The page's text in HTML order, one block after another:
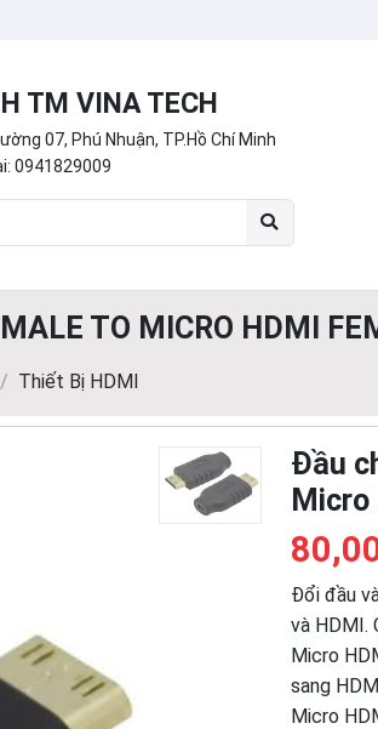
TM VINA TECH
07, Phú Nhuận, TP.Hồ Chí Minh
0941829009
TO MICRO HDMI
Thiết Bị HDMI
Đầu
Micro
Đổi đầu
và HDMI.
Micro
sang
Micro